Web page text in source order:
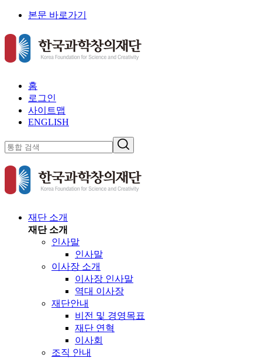
본문 바로가기
홈
로그인
사이트맵
ENGLISH
재단 소개
재단 소개
인사말
인사말
이사장 소개
이사장 인사말
역대 이사장
재단안내
비전 및 경영목표
재단 연혁
이사회
조직 안내